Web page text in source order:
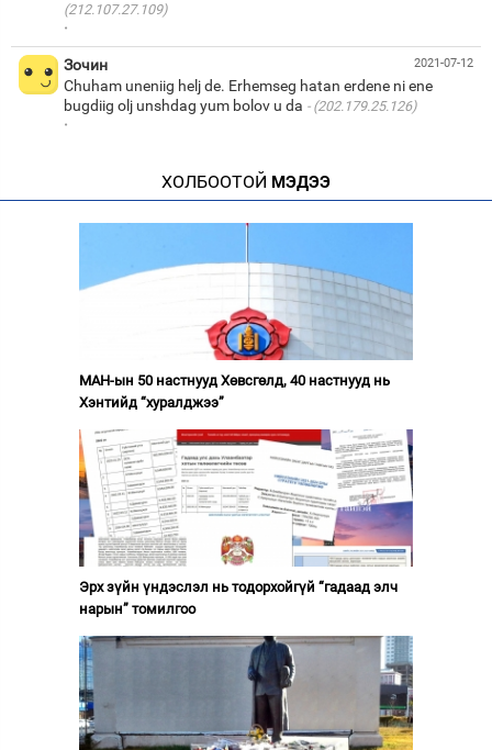
(212.107.27.109)
·
2021-07-12
Зочин
Chuham uneniig helj de. Erhemseg hatan erdene ni ene
bugdiig olj unshdag yum bolov u da
(202.179.25.126)
·
ХОЛБООТОЙ МЭДЭЭ
МАН-ын 50 настнууд Хөвсгөлд, 40 настнууд нь
Хэнтийд “хуралджээ”
Эрх зүйн үндэслэл нь тодорхойгүй “гадаад элч
нарын” томилгоо